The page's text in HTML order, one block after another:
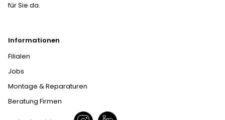
Informationen
Filialen
Jobs
Montage & Reparaturen
Beratung Firmen
für Sie da.